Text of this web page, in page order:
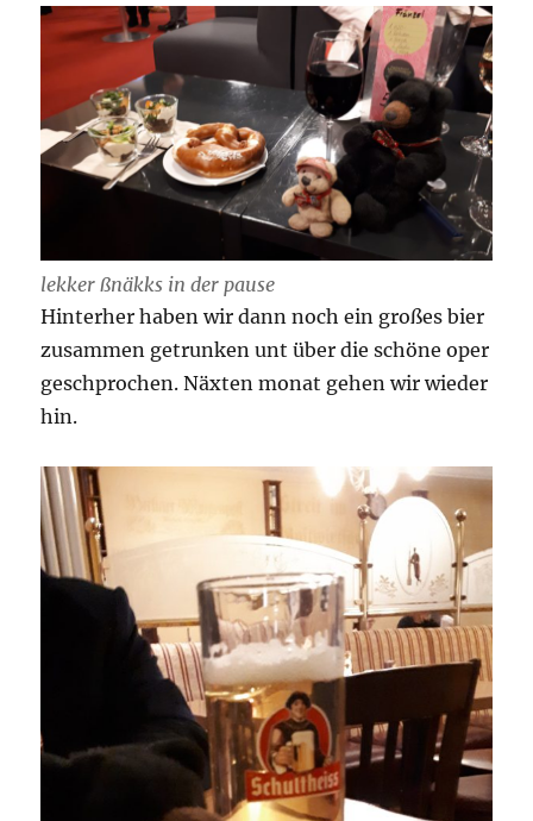
lekker ßnäkks in der pause
Hinterher haben wir dann noch ein großes bier
zusammen getrunken unt über die schöne oper
geschprochen. Näxten monat gehen wir wieder
hin.